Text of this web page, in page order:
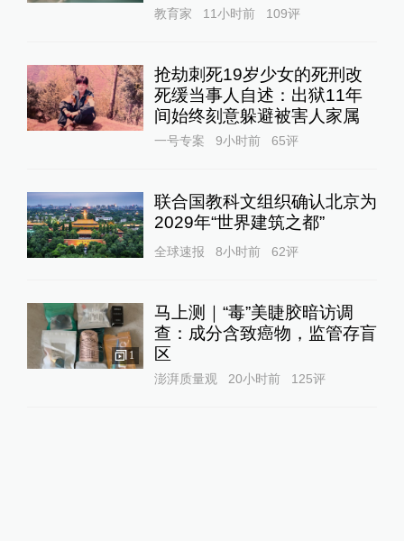
教育家 11小时前 109评
抢劫刺死19岁少女的死刑改
死缓当事人自述：出狱11年
间始终刻意躲避被害人家属
一号专案 9小时前 65评
联合国教科文组织确认北京为
2029年“世界建筑之都”
全球速报 8小时前 62评
1
马上测｜“毒”美睫胶暗访调
查：成分含致癌物，监管存盲
区
澎湃质量观 20小时前 125评